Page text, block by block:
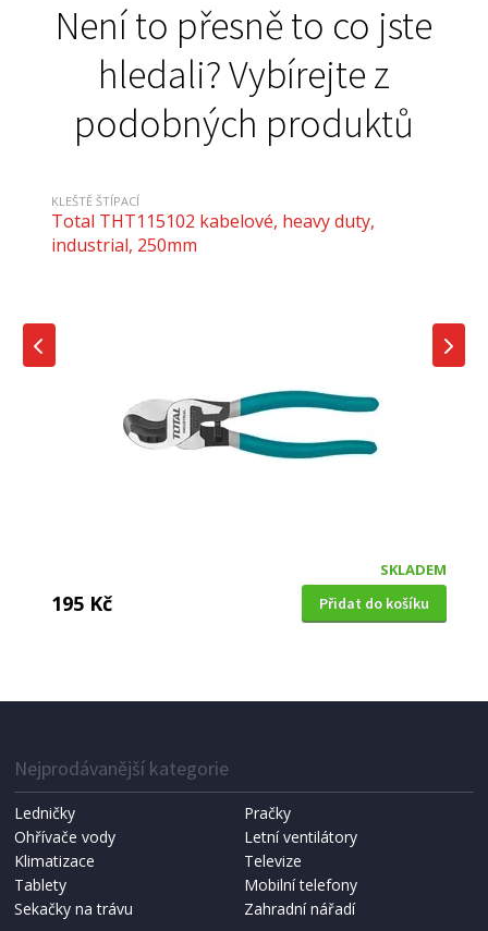
Není to přesně to co jste
hledali? Vybírejte z
podobných produktů
KLEŠTĚ ŠTÍPACÍ
Total THT115102 kabelové, heavy duty,
industrial, 250mm
SKLADEM
195 Kč Přidat do košíku
Total THT27816S boční, Heavy duty, 200mm,
Nejprodávanější kategorie
Ledničky
Pračky
Ohřívače vody
Letní ventilátory
Klimatizace
Televize
Tablety
Mobilní telefony
Sekačky na trávu
Zahradní nářadí